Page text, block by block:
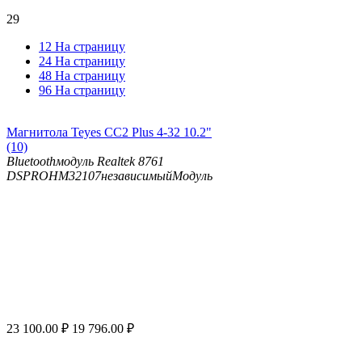
29
12 На страницу
24 На страницу
48 На страницу
96 На страницу
Магнитола Teyes CC2 Plus 4-32 10.2"
(10)
Bluetoothмодуль Realtek 8761
DSPROHM32107независимыйМодуль
23 100.00 ₽ 19 796.00 ₽